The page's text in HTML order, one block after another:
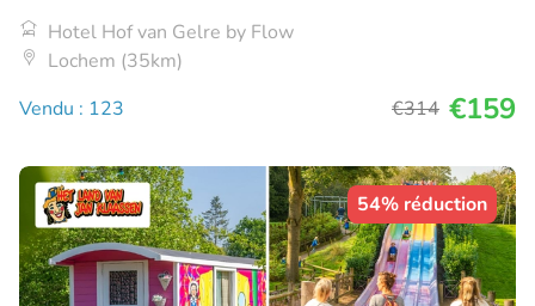
Hotel Hof van Gelre by Flow
Lochem (35km)
Vendu : 123
€314 €159
54% réduction